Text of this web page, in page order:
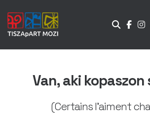
Van, aki kopaszon
(Certains l'aiment